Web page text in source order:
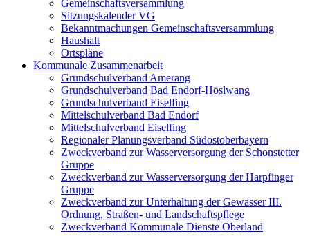
Gemeinschaftsversammlung
Sitzungskalender VG
Bekanntmachungen Gemeinschaftsversammlung
Haushalt
Ortspläne
Kommunale Zusammenarbeit
Grundschulverband Amerang
Grundschulverband Bad Endorf-Höslwang
Grundschulverband Eiselfing
Mittelschulverband Bad Endorf
Mittelschulverband Eiselfing
Regionaler Planungsverband Südostoberbayern
Zweckverband zur Wasserversorgung der Schonstetter
Gruppe
Zweckverband zur Wasserversorgung der Harpfinger
Gruppe
Zweckverband zur Unterhaltung der Gewässer III.
Ordnung, Straßen- und Landschaftspflege
Zweckverband Kommunale Dienste Oberland